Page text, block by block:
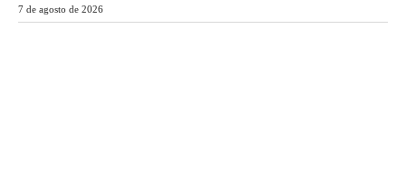
7 de agosto de 2026